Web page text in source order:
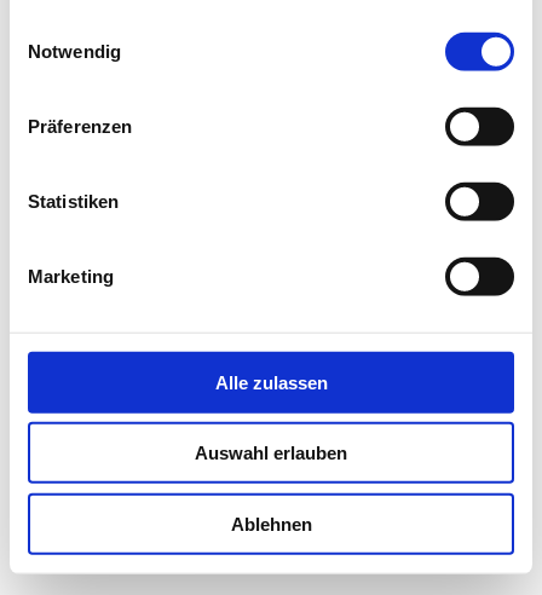
Notwendig
Präferenzen
Statistiken
Marketing
Alle zulassen
Auswahl erlauben
Ablehnen